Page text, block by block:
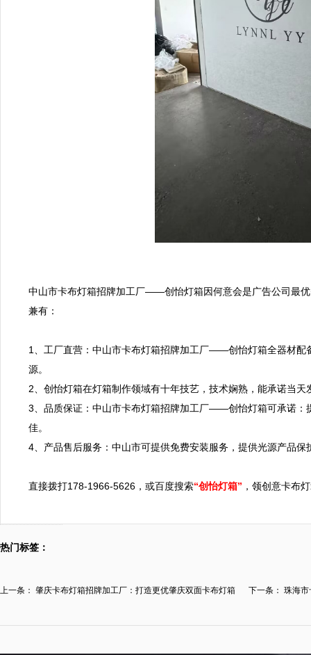
中山市卡布灯箱招牌加工厂——创怡灯箱因何意会是广告公司最
兼有：
1、工厂直营：中山市卡布灯箱招牌加工厂——创怡灯箱全器材配
源。
2、创怡灯箱在灯箱制作领域有十年技艺，技术娴熟，能承诺当天
3、品质保证：中山市卡布灯箱招牌加工厂——创怡灯箱可承诺：
佳。
4、产品售后服务：中山市可提供免费安装服务，提供光源产品保
直接拨打178-1966-5626，或百度搜索“创怡灯箱” ，领创意卡布
热门标签：
上一条： 肇庆卡布灯箱招牌加工厂：打造更优肇庆双面卡布灯箱
下一条： 珠海市